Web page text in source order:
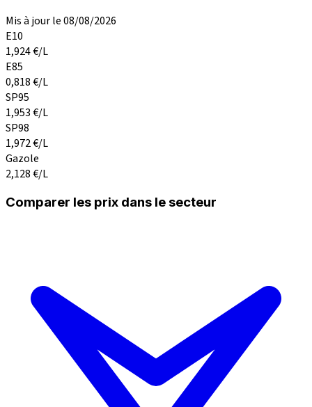
Mis à jour le 08/08/2026
E10
1,924€/L
E85
0,818€/L
SP95
1,953€/L
SP98
1,972€/L
Gazole
2,128€/L
Comparer les prix dans le secteur